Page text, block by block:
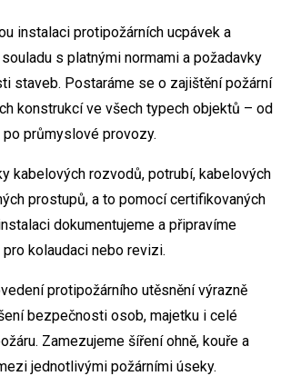
instalaci protipožárních ucpávek a
s platnými normami a požadavky
staveb. Postaráme se o zajištění požární
konstrukcí ve všech typech objektů – od
průmyslové provozy.
kabelových rozvodů, potrubí, kabelových
prostupů, a to pomocí certifikovaných
dokumentujeme a připravíme
kolaudaci nebo revizi.
protipožárního utěsnění výrazně
bezpečnosti osob, majetku i celé
Zamezujeme šíření ohně, kouře a
jednotlivými požárními úseky.